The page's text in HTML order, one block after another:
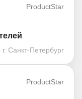
ProductStar
г. Санкт-Петербург
ProductStar